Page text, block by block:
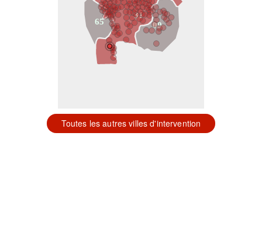
31
09
65
Toutes les autres villes d'intervention